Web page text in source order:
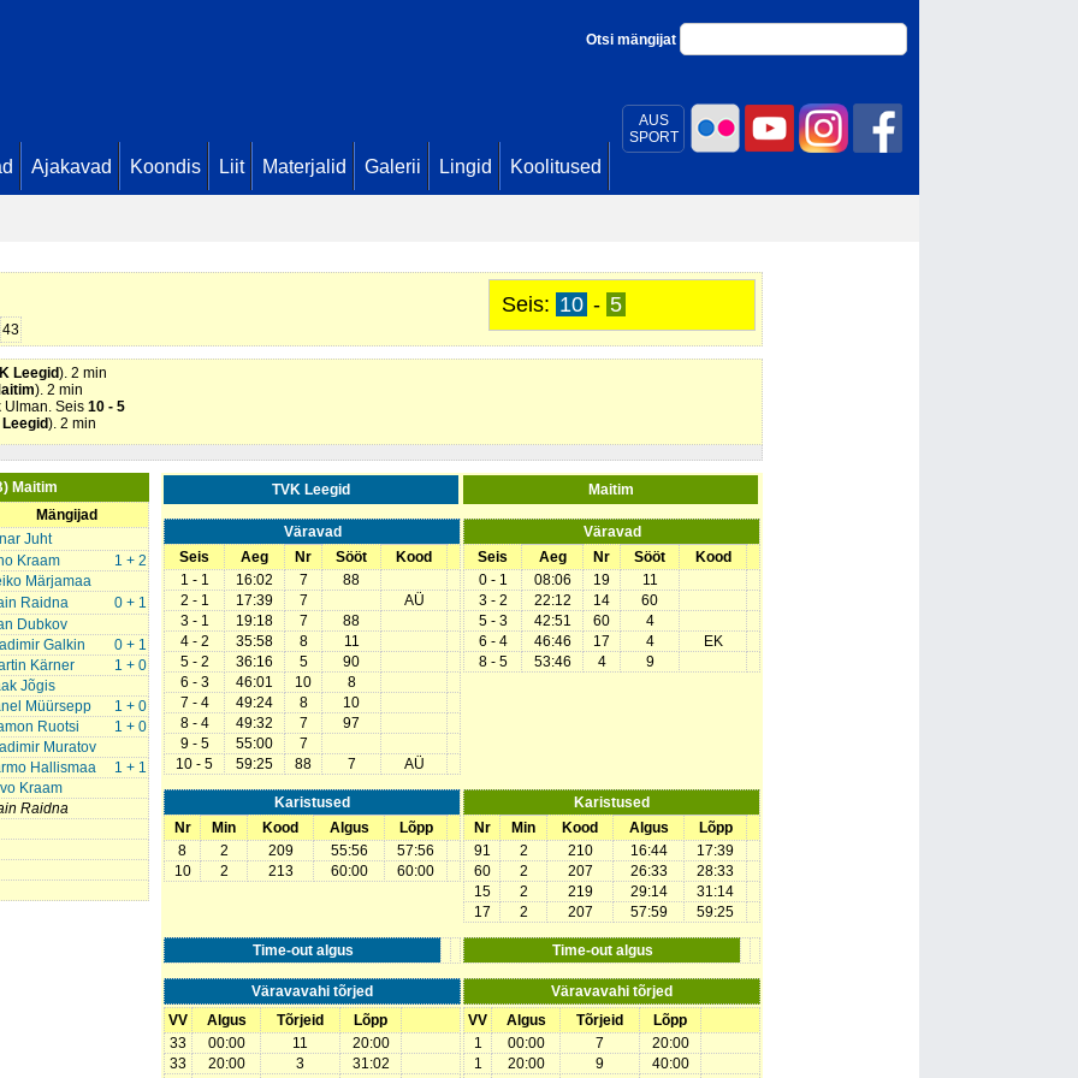
AUS
SPORT
Otsi mängijat
Ajakavad Koondis Liit Materjalid Galerii Lingid Koolitused
Seis: 10 - 5
43
. Seis3 - 2
Maitim
Seis6 - 3
Annus. Seis
Seis
Leegid). 2 min
). 2 min
Ulman. Seis 10 - 5
). 2 min
Maitim
Mängijad
Juht
1 + 2
Kraam
Märjamaa
0 + 1
Raidna
Dubkov
0 + 1
Galkin
1 + 0
Kärner
Jõgis
1 + 0
Müürsepp
1 + 0
Ruotsi
Muratov
1 + 1
Hallismaa
Kraam
Raidna
TVK Leegid Maitim
Väravad
Seis
Aeg Nr Sööt
Kood
1 - 1
16:02 7
88
2 - 1
17:39 7
AÜ
3 - 1
19:18 7
88
4 - 2
35:58 8
11
5 - 2
36:16 5
90
6 - 3
46:01 10
8
7 - 4
49:24 8
10
8 - 4
49:32 7
97
9 - 5
55:00
7
10 - 5
59:25 88 7 AÜ
Väravad
Seis
Aeg Nr Sööt
Kood
0 - 1
08:06 19
11
3 - 2
22:12 14
60
5 - 3
42:51 60
4
6 - 4
46:46 17 4
EK
8 - 5
53:46 4 9
Karistused
Nr
Min Kood Algus
Lõpp
8
2 209 55:56
57:56
10
2 213 60:00 60:00
Karistused
Nr
Min Kood Algus
Lõpp
91
2 210 16:44
17:39
60
2 207 26:33
28:33
15
2 219 29:14
31:14
17
2 207 57:59 59:25
Time-out algus Time-out algus
Väravavahi tõrjed
Väravavahi tõrjed
VV
Algus Tõrjeid
Lõpp
33
00:00 11
20:00
33
20:00 3
31:02
VV Algus Tõrjeid
Lõpp
1
00:00 7
20:00
1
20:00 9
40:00